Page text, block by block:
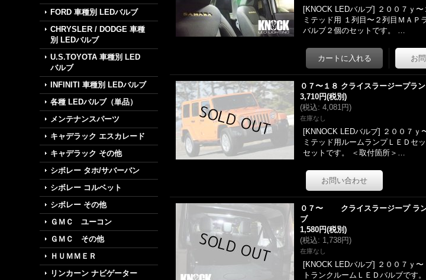
FORD 車種別 LEDバルブ
CHRYSLER / DODGE 車種
別 LEDバルブ
U.S.TOYOTA 車種別 LED
バルブ
INFINITI 車種別 LEDバルブ
各種 LEDバルブ（単品）
メンテナンスパーツ
キャデラック エスカレード
キャデラック その他
シボレー タホ/サバーバン
シボレー コルベット
シボレー その他
ＧＭＣ ユーコン
ＧＭＣ その他
ＨＵＭＭＥＲ
リンカーン ナビゲーター
[KNOCK LEDバルブ] ２００７ｙ
ミテッド用 １列目〜２列目ＭＡＰ
バルブ２個のセットです。 …
０７〜１８ クライスラージープラ
3,710円(税別)
(税込: 4,081円)
在庫なし
[KNNOCK LEDバルブ] ２００７ｙ
ミテッド用ルームランプＬＥＤセ
セットです。 ＜取付箇所＞…
０７〜 クライスラージープ ラン
ブ
1,580円(税別)
(税込: 1,738円)
在庫なし
[KNOCK LEDバルブ] ２００７ｙ
トランクルームＬＥＤバルブです